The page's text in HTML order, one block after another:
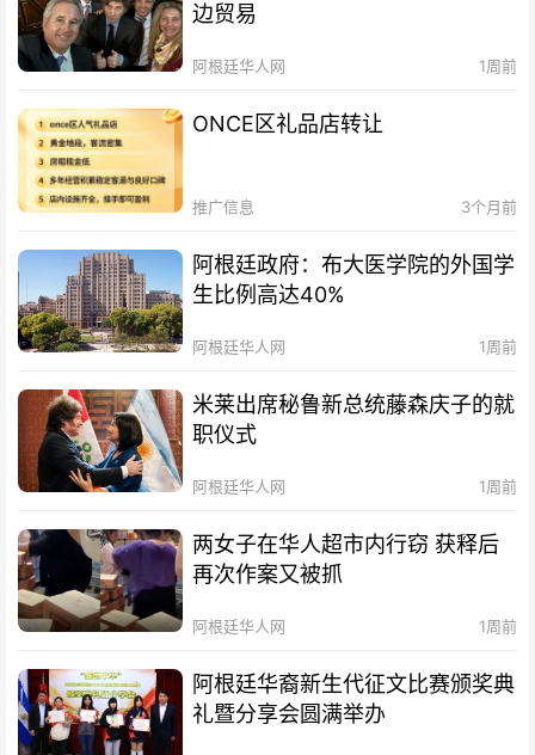
边贸易
阿根廷华人网 1周前
ONCE区礼品店转让
推广信息 3个月前
阿根廷政府：布大医学院的外国学
生比例高达40%
阿根廷华人网 1周前
米莱出席秘鲁新总统藤森庆子的就
职仪式
阿根廷华人网 1周前
两女子在华人超市内行窃 获释后
再次作案又被抓
阿根廷华人网 1周前
阿根廷华裔新生代征文比赛颁奖典
礼暨分享会圆满举办